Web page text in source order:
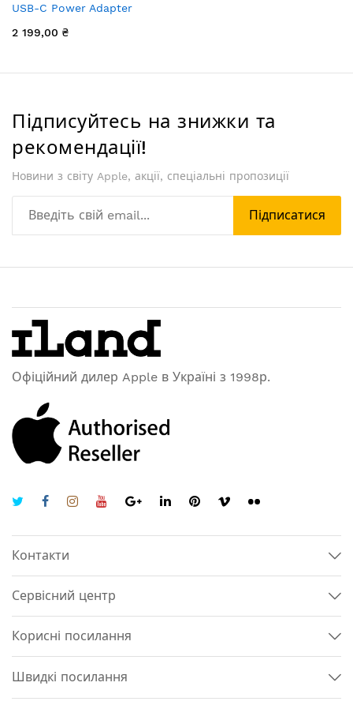
USB-C Power Adapter
2 199,00 ₴
Підписуйтесь на знижки та
рекомендації!
Новини з світу Apple, акції, спеціальні пропозиції
Підписатися
Офіційний дилер Apple в Україні з 1998р.
Контакти
Сервісний центр
Корисні посилання
Швидкі посилання